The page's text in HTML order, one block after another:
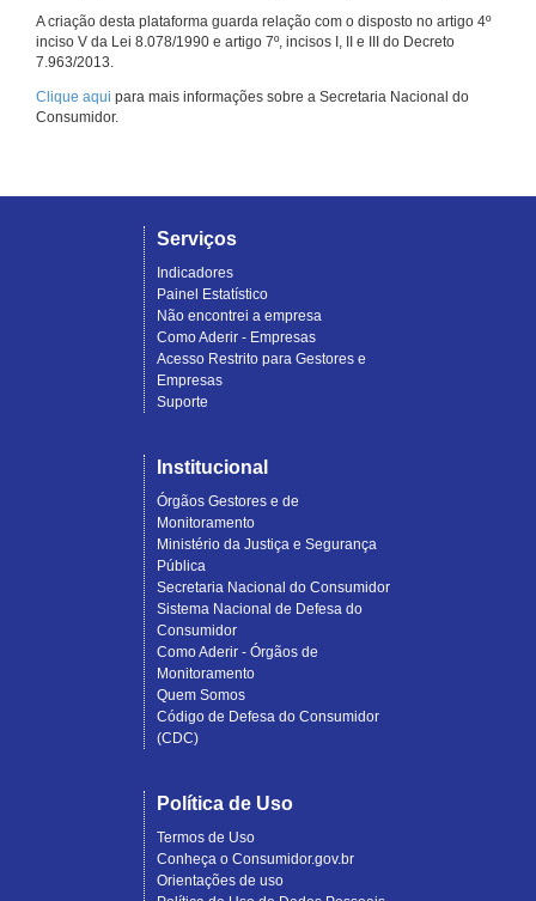
A criação desta plataforma guarda relação com o disposto no artigo 4º
inciso V da Lei 8.078/1990 e artigo 7º, incisos I, II e III do Decreto
7.963/2013.
Clique aqui para mais informações sobre a Secretaria Nacional do
Consumidor.
Serviços
Indicadores
Painel Estatístico
Não encontrei a empresa
Como Aderir - Empresas
Acesso Restrito para Gestores e
Empresas
Suporte
Institucional
Órgãos Gestores e de
Monitoramento
Ministério da Justiça e Segurança
Pública
Secretaria Nacional do Consumidor
Sistema Nacional de Defesa do
Consumidor
Como Aderir - Órgãos de
Monitoramento
Quem Somos
Código de Defesa do Consumidor
(CDC)
Política de Uso
Termos de Uso
Conheça o Consumidor.gov.br
Orientações de uso